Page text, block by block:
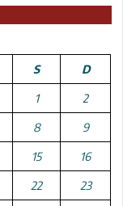
S D
1 2
8 9
15 16
22 23